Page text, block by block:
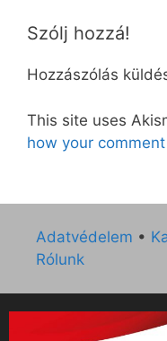
Szólj hozzá!
Hozzászólás
This site uses
how your
Adatvédelem •
Rólunk